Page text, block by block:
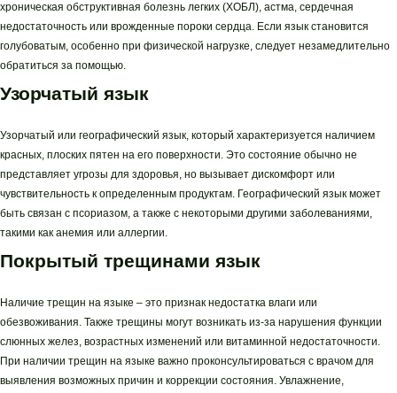
хроническая обструктивная болезнь легких (ХОБЛ), астма, сердечная
недостаточность или врожденные пороки сердца. Если язык становится
голубоватым, особенно при физической нагрузке, следует незамедлительно
обратиться за помощью.
Узорчатый язык
Узорчатый или географический язык, который характеризуется наличием
красных, плоских пятен на его поверхности. Это состояние обычно не
представляет угрозы для здоровья, но вызывает дискомфорт или
чувствительность к определенным продуктам. Географический язык может
быть связан с псориазом, а также с некоторыми другими заболеваниями,
такими как анемия или аллергии.
Покрытый трещинами язык
Наличие трещин на языке – это признак недостатка влаги или
обезвоживания. Также трещины могут возникать из-за нарушения функции
слюнных желез, возрастных изменений или витаминной недостаточности.
При наличии трещин на языке важно проконсультироваться с врачом для
выявления возможных причин и коррекции состояния. Увлажнение,